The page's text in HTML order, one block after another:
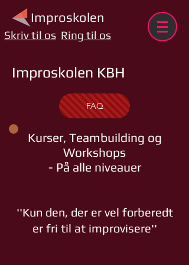
Improskolen
Skriv til os Ring til os
Improskolen KBH
FAQ
Kurser, Teambuilding og
Workshops
- På alle niveauer
''Kun den, der er vel forberedt
er fri til at improvisere''